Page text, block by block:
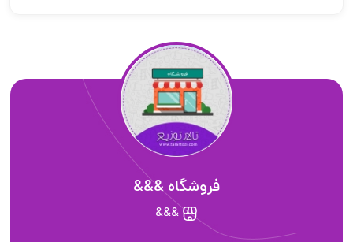
فروشگاه &&&
&&&